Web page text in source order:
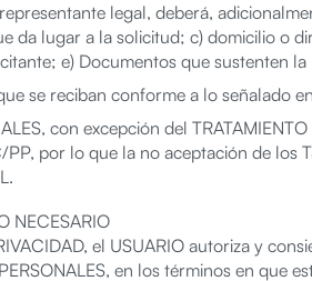
legal, deberá,
da lugar a la solicitud; c) domicilio o
e) Documentos que sustenten la
se reciban conforme a lo señalado
con excepción del
por lo que la no aceptación de
NECESARIO
el USUARIO autoriza y
en los términos en